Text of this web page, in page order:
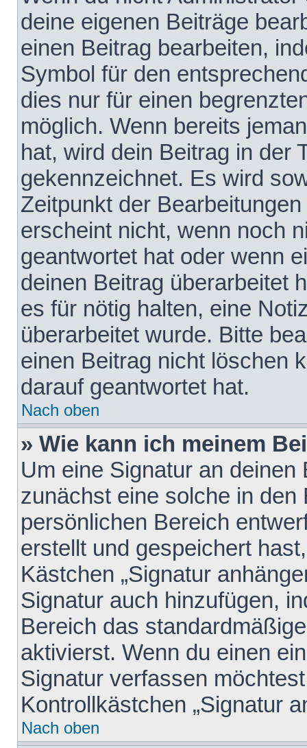
deine eigenen Beiträge
einen Beitrag bearbeiten,
Symbol für den
dies nur für einen
möglich. Wenn bereits
hat, wird dein Beitrag in der
gekennzeichnet. Es wird
Zeitpunkt der
erscheint nicht, wenn noch
geantwortet hat oder wenn
deinen Beitrag überarbeitet
es für nötig halten, eine
überarbeitet wurde. Bitte
einen Beitrag nicht löschen
darauf geantwortet hat.
Nach oben
» Wie kann ich meinem
Um eine Signatur an
zunächst eine solche in den
persönlichen Bereich
erstellt und gespeichert
Kästchen „Signatur
Signatur auch hinzufügen,
Bereich das
aktivierst. Wenn du einen
Signatur verfassen
Kontrollkästchen „Signatur
Nach oben